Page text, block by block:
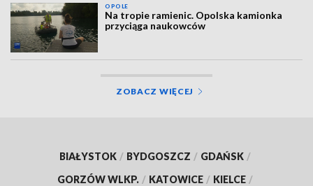
OPOLE
Na tropie ramienic. Opolska kamionka
przyciąga naukowców
ZOBACZ WIĘCEJ
BIAŁYSTOK / BYDGOSZCZ / GDAŃSK /
GORZÓW WLKP. / KATOWICE / KIELCE /